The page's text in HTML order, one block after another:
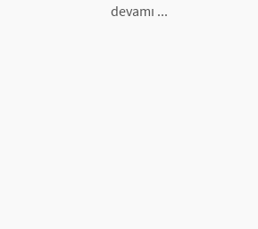
devamı ...